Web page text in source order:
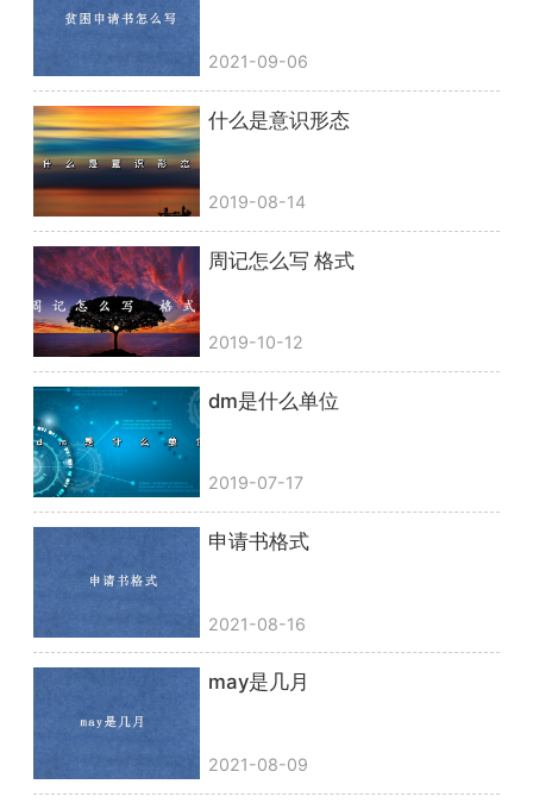
2021-09-06
什么是意识形态
2019-08-14
周记怎么写 格式
2019-10-12
dm是什么单位
2019-07-17
申请书格式
2021-08-16
may是几月
2021-08-09